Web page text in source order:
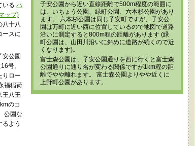
いる ハ
ップ)
八十八
ースに
安公園
号、
りロー
福稲荷
王八王
のコ
公園な
よう
子安公園から近い直線距離で500m程度の範囲に
は、いちょう公園、緑町公園、六本杉公園があり
ます。 六本杉公園は同じ子安町ですが、子安公
園は万町に近い西に位置しているので地図で道路
沿いに測定すると800m程の距離があります (緑
町公園は、山田川沿いに斜めに道路が続くので近
くなります)。
富士森公園は、子安公園通りを西に行くと富士森
公園通りに通り名が変わる関係ですが1km程の距
離でやや離れます。 富士森公園よりやや近くに
上野町公園があります。